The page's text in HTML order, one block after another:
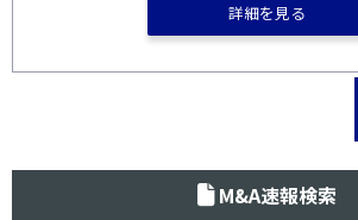
詳細を見る
M&A速報検索